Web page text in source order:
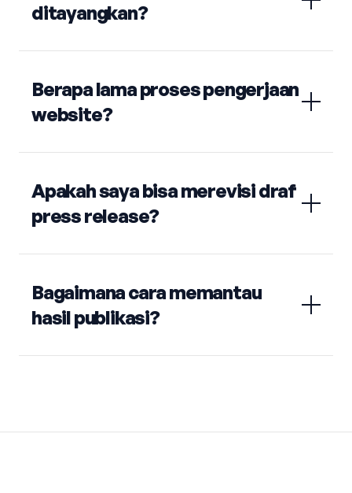
ditayangkan?
Berapa lama proses pengerjaan
website?
Apakah saya bisa merevisi draf
press release?
Bagaimana cara memantau
hasil publikasi?